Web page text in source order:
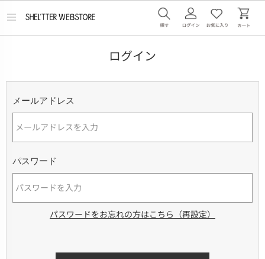
メ
ログイン
メールアドレス
パスワード
パスワードをお忘れの方はこちら（再設定）